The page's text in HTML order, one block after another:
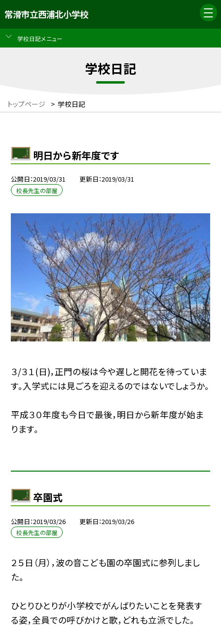
常滑市立西浦北小学校
学校日記メニュー
学校日記
トップページ > 学校日記
明日から新年度です
公開日 2019/03/31 更新日 2019/03/31
校長先生の部屋
３/３１(日)，正門の桜は今や遅しと開花を待っていま
す。入学式には見ごろを迎えるのではないでしょうか。
平成３０年度も今日で最後，明日から新年度が始ま
ります。
卒園式
公開日 2019/03/26 更新日 2019/03/26
校長先生の部屋
２５日（月），波の音こども園の卒園式に参列しまし
た。
ひとりひとりが小学校でがんばりたいことを発表す
る姿，全員での呼びかけと歌，どれも立派でした。